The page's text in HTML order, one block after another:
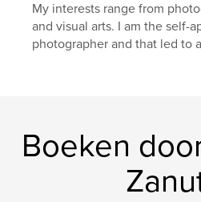
My interests range from
and visual arts. I am the self-
photographer and that led to
Boeken